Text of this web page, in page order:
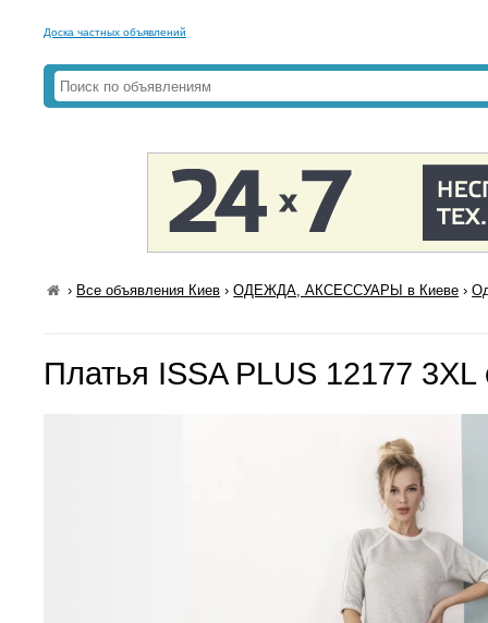
Доска частных объявлений
› Все объявления Киев ›ОДЕЖДА, АКСЕССУАРЫ в Киеве ›
Платья ISSA PLUS 12177 3XL